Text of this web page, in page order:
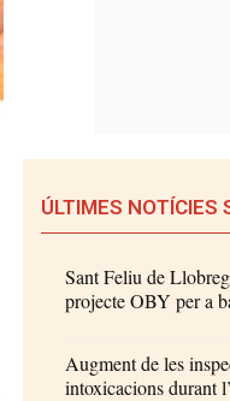
ÚLTIMES NOTÍCIES
Sant Feliu de
projecte OBY per a
Augment de les
intoxicacions durant